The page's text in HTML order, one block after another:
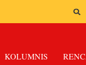
KOLUMNIS